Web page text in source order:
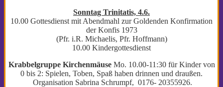
Sonntag Trinitatis, 4.6.
10.00 Gottesdienst mit Abendmahl zur Goldenden Konfirmation
der Konfis 1973
(Pfr. i.R. Michaelis, Pfr. Hoffmann)
10.00 Kindergottesdienst
Krabbelgruppe Kirchenmäuse Mo. 10.00-11:30 für Kinder von
0 bis 2: Spielen, Toben, Spaß haben drinnen und draußen.
Organisation Sabrina Schrumpf, 0176- 20355926.